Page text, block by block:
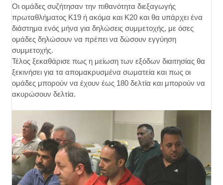
Οι ομάδες συζήτησαν την πιθανότητα διεξαγωγής
πρωταθλήματος Κ19 ή ακόμα και Κ20 και θα υπάρχει ένα
διάστημα ενός μήνα για δηλώσεις συμμετοχής, με όσες
ομάδες δηλώσουν να πρέπει να δώσουν εγγύηση
συμμετοχής.
Τέλος ξεκαθάρισε πως η μείωση των εξόδων διαιτησίας θα
ξεκινήσει για τα απομακρυσμένα σωματεία και πως οι
ομάδες μπορούν να έχουν έως 180 δελτία και μπορούν να
ακυρώσουν δελτία.